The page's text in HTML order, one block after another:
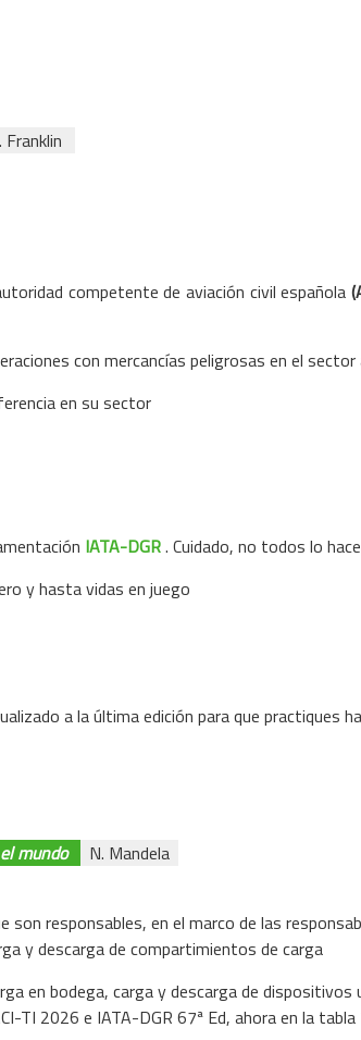
Franklin
competente de aviación civil española
con mercancías peligrosas en el
en su sector
IATA-DGR. Cuidado, no todos lo
y hasta vidas en juego
a la última edición para que practiques
mundo N. Mandela
responsables, en el marco de las
y descarga de compartimientos de carga
en bodega, carga y descarga de
TI 2026 e IATA-DGR 67ª Ed, ahora en la tabla